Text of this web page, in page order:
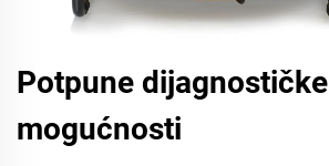
Potpune dijagnostičke
mogućnosti